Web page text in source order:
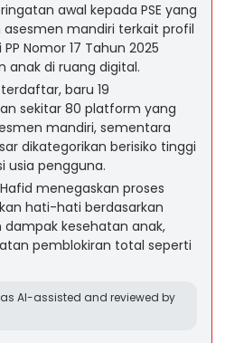
awal kepada PSE yang
mandiri terkait profil
Nomor 17 Tahun 2025
anak di ruang digital.
baru 19
sekitar 80 platform yang
mandiri, sementara
dikategorikan berisiko tinggi
usia pengguna.
menegaskan proses
hati-hati berdasarkan
dampak kesehatan anak,
pemblokiran total seperti
AI-assisted and reviewed by